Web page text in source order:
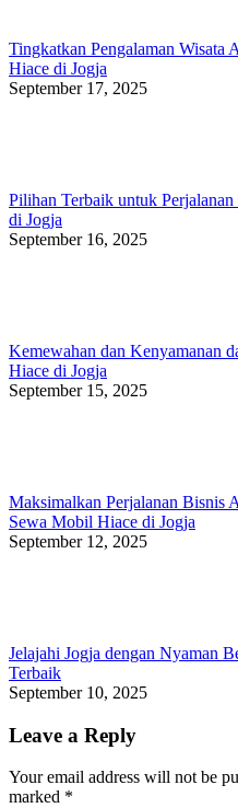
Tingkatkan Pengalaman Wisata
Hiace di Jogja
September 17, 2025
Pilihan Terbaik untuk
di Jogja
September 16, 2025
Kemewahan dan Kenyamanan
Hiace di Jogja
September 15, 2025
Maksimalkan Perjalanan Bisnis
Sewa Mobil Hiace di Jogja
September 12, 2025
Jelajahi Jogja dengan Nyaman
Terbaik
September 10, 2025
Leave a Reply
Your email address will not be
marked *